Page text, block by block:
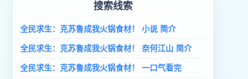
搜索线索
全民求生：克苏鲁成我火锅食材！ 小说 简介
全民求生：克苏鲁成我火锅食材！ 奈何江山 简介
全民求生：克苏鲁成我火锅食材！ 一口气看完